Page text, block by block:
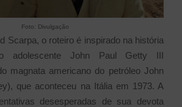
Foto: Divulgação
Scarpa, o roteiro é inspirado na história
adolescente John Paul Getty III
magnata americano do petróleo John
que aconteceu na Itália em 1973. A
desesperadas de sua devota